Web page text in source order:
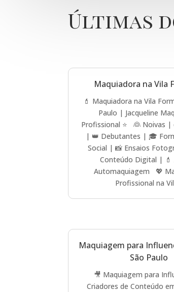
Últimas
Maquiadora na Vila
💄 Maquiadora na Vila
Paulo | Jacqueline
Profissional ⭐ 👰 Noivas |
| 👑 Debutantes | 🎓
Social | 📸 Ensaios
Conteúdo Digital | 💄
Automaquiagem 💖
Profissional na
Maquiagem para
São Paulo
🎥 Maquiagem para
Criadores de Conteúdo